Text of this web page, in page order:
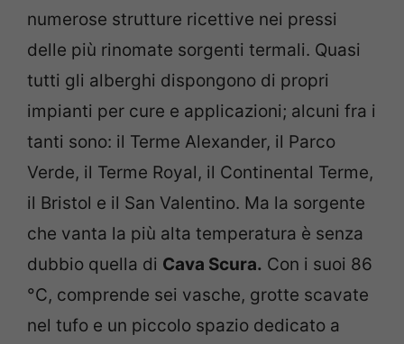
numerose strutture ricettive nei pressi
delle più rinomate sorgenti termali. Quasi
tutti gli alberghi dispongono di propri
impianti per cure e applicazioni; alcuni fra i
tanti sono: il Terme Alexander, il Parco
Verde, il Terme Royal, il Continental Terme,
il Bristol e il San Valentino. Ma la sorgente
che vanta la più alta temperatura è senza
dubbio quella di Cava Scura. Con i suoi 86
°C, comprende sei vasche, grotte scavate
nel tufo e un piccolo spazio dedicato a